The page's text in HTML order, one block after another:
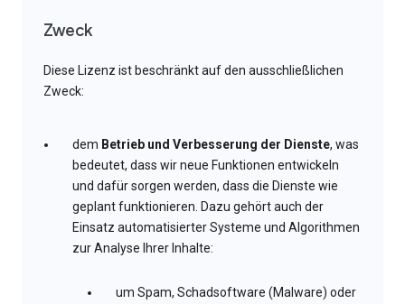
Zweck
Diese Lizenz ist beschränkt auf den ausschließlichen
Zweck:
dem Betrieb und Verbesserung der Dienste, was
bedeutet, dass wir neue Funktionen entwickeln
und dafür sorgen werden, dass die Dienste wie
geplant funktionieren. Dazu gehört auch der
Einsatz automatisierter Systeme und Algorithmen
zur Analyse Ihrer Inhalte:
um Spam, Schadsoftware (Malware) oder